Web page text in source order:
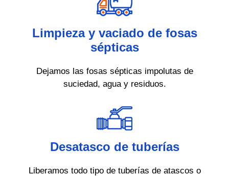
Limpieza y vaciado de fosas
sépticas
Dejamos las fosas sépticas impolutas de
suciedad, agua y residuos.
Desatasco de tuberías
Liberamos todo tipo de tuberías de atascos o